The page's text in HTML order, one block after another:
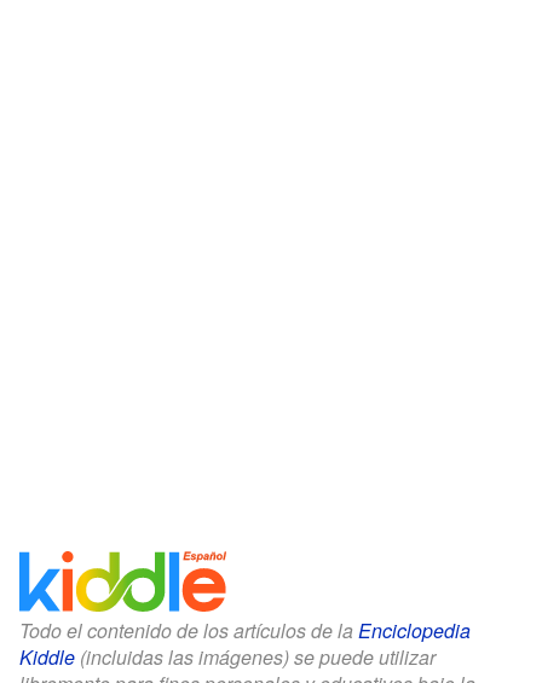
Todo el contenido de los artículos de la Enciclopedia
Kiddle (incluidas las imágenes) se puede utilizar